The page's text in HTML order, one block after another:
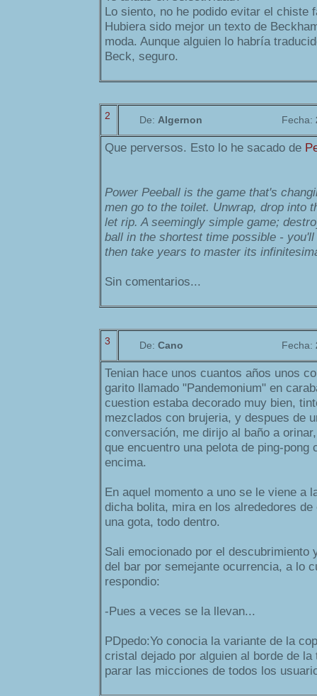
Lo siento, no he podido evitar el chiste
Hubiera sido mejor un texto de
moda. Aunque alguien lo habría
Beck, seguro.
2 De: Algernon Fecha:
Que perversos. Esto lo he sacado de
Power Peeball is the game that's
men go to the toilet. Unwrap, drop into
let rip. A seemingly simple game;
ball in the shortest time possible -
then take years to master its
Sin comentarios...
3 De: Cano Fecha:
Tenian hace unos cuantos años unos
garito llamado "Pandemonium" en
cuestion estaba decorado muy bien,
mezclados con brujeria, y despues de
conversación, me dirijo al baño a
que encuentro una pelota de ping-pong
encima.
En aquel momento a uno se le viene a
dicha bolita, mira en los alrededores
una gota, todo dentro.
Sali emocionado por el descubrimiento
del bar por semejante ocurrencia, a lo
respondio:
-Pues a veces se la llevan...
PDpedo:Yo conocia la variante de la
cristal dejado por alguien al borde de
parar las micciones de todos los